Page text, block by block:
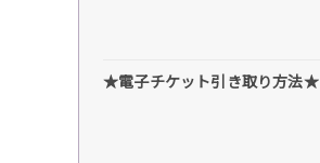
★電子チケット引き取り方法★